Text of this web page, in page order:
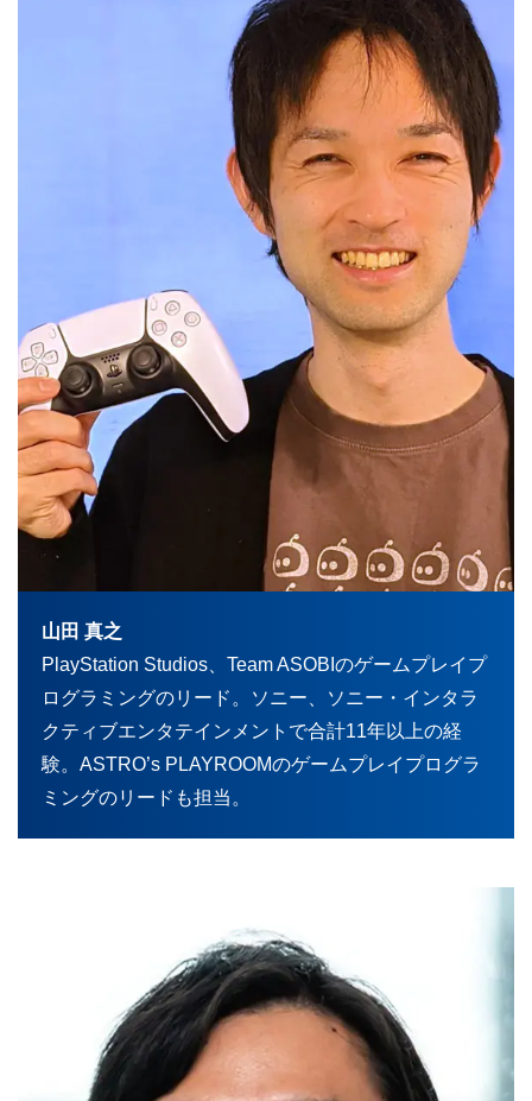
山田 真之
PlayStation Studios、Team ASOBIのゲームプレイプ
ログラミングのリード。ソニー、ソニー・インタラ
クティブエンタテインメントで合計11年以上の経
験。ASTRO’s PLAYROOMのゲームプレイプログラ
ミングのリードも担当。